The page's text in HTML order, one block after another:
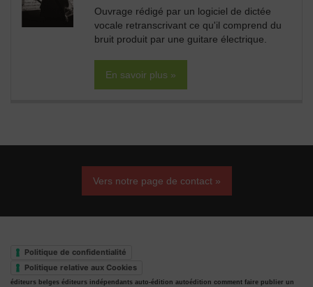
Ouvrage rédigé par un logiciel de dictée
vocale retranscrivant ce qu'il comprend du
bruit produit par une guitare électrique.
En savoir plus »
Vers notre page de contact »
Politique de confidentialité
Politique relative aux Cookies
éditeurs belges éditeurs indépendants auto-édition autoédition comment faire publier un